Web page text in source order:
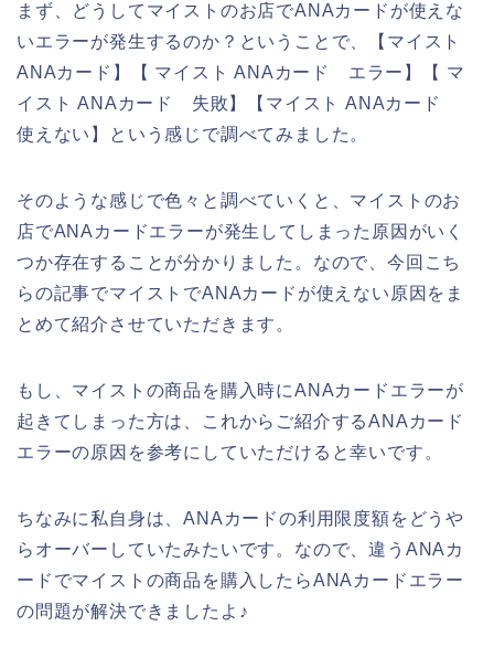
まず、どうしてマイストのお店でANAカードが使えな
いエラーが発生するのか？ということで、【マイスト
ANAカード】【 マイスト ANAカード エラー】【 マ
イスト ANAカード 失敗】【マイスト ANAカード
使えない】という感じで調べてみました。
そのような感じで色々と調べていくと、マイストのお
店でANAカードエラーが発生してしまった原因がいく
つか存在することが分かりました。なので、今回こち
らの記事でマイストでANAカードが使えない原因をま
とめて紹介させていただきます。
もし、マイストの商品を購入時にANAカードエラーが
起きてしまった方は、これからご紹介するANAカード
エラーの原因を参考にしていただけると幸いです。
ちなみに私自身は、ANAカードの利用限度額をどうや
らオーバーしていたみたいです。なので、違うANAカ
ードでマイストの商品を購入したらANAカードエラー
の問題が解決できましたよ♪